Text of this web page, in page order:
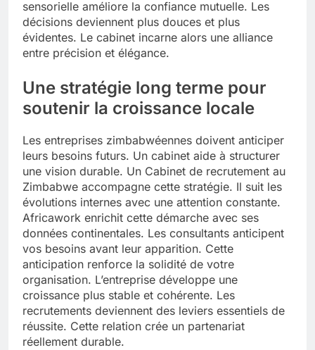
sensorielle améliore la confiance mutuelle. Les
décisions deviennent plus douces et plus
évidentes. Le cabinet incarne alors une alliance
entre précision et élégance.
Une stratégie long terme pour
soutenir la croissance locale
Les entreprises zimbabwéennes doivent anticiper
leurs besoins futurs. Un cabinet aide à structurer
une vision durable. Un Cabinet de recrutement au
Zimbabwe accompagne cette stratégie. Il suit les
évolutions internes avec une attention constante.
Africawork enrichit cette démarche avec ses
données continentales. Les consultants anticipent
vos besoins avant leur apparition. Cette
anticipation renforce la solidité de votre
organisation. L’entreprise développe une
croissance plus stable et cohérente. Les
recrutements deviennent des leviers essentiels de
réussite. Cette relation crée un partenariat
réellement durable.